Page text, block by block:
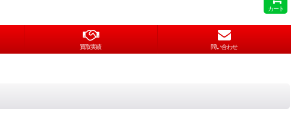
カート
買取実績 問い合わせ